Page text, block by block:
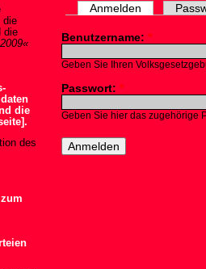
die
die
die
des
Anmelden
Benutzername:*
Geben Sie Ihren
Passwort:*
Geben Sie hier das zugehörige